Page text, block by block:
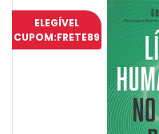
ELEGÍVEL
CUPOM:FRETE89